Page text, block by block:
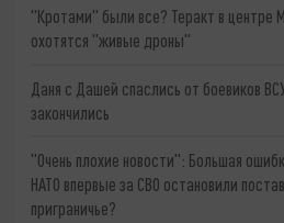
"Кротами" были все? Теракт в центре
охотятся "живые дроны"
Даня с Дашей спаслись от боевиков
закончились
"Очень плохие новости": Большая
НАТО впервые за СВО остановили
приграничье?